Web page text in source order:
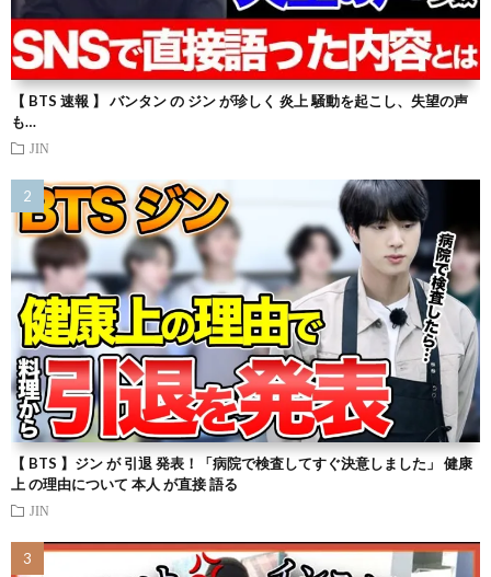
【 BTS 速報 】 バンタン の ジン が珍しく 炎上 騒動を起こし、失望の声
も…
JIN
【 BTS 】ジン が 引退 発表！「病院で検査してすぐ決意しました」 健康
上 の理由について 本人 が直接 語る
JIN